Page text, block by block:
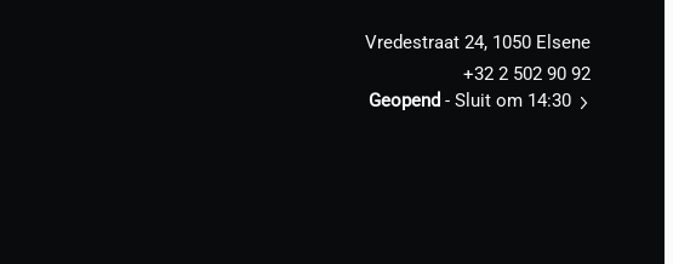
Vredestraat 24, 1050 Elsene
+32 2 502 90 92
Geopend - Sluit om 14:30